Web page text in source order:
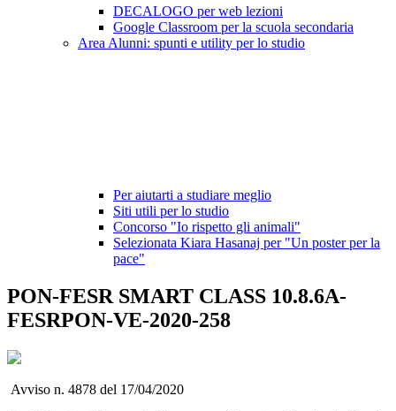
DECALOGO per web lezioni
Google Classroom per la scuola secondaria
Area Alunni: spunti e utility per lo studio
Per aiutarti a studiare meglio
Siti utili per lo studio
Concorso "Io rispetto gli animali"
Selezionata Kiara Hasanaj per "Un poster per la
pace"
PON-FESR SMART CLASS 10.8.6A-
FESRPON-VE-2020-258
Avviso n. 4878 del 17/04/2020